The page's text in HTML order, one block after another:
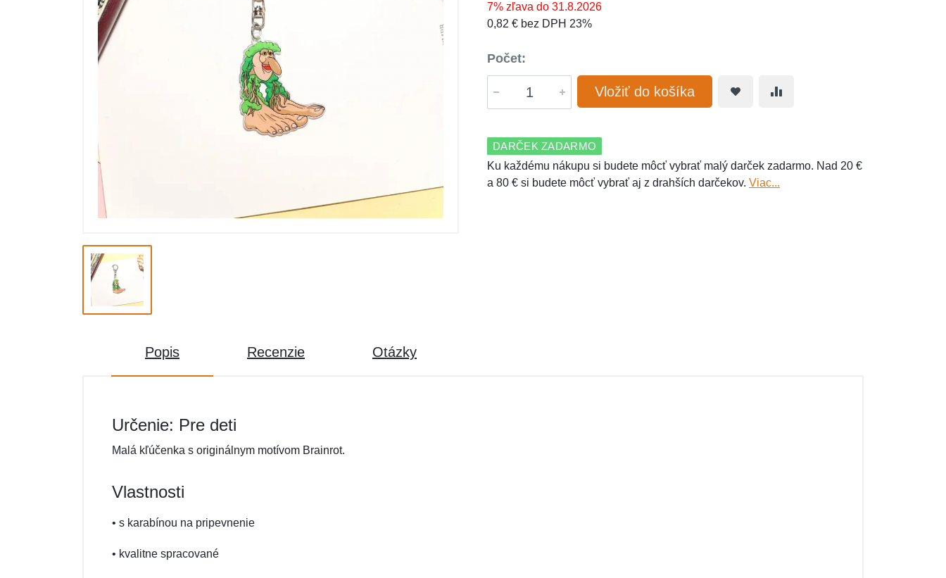
7% zľava do 31.8.2026
0,82 € bez DPH 23%
Počet:
Vložiť do košíka
DARČEK ZADARMO
Ku každému nákupu si budete môcť vybrať malý darček zadarmo. Nad 20 €
a 80 € si budete môcť vybrať aj z drahších darčekov. Viac...
Popis Recenzie Otázky
Určenie: Pre deti
Malá kľúčenka s originálnym motívom Brainrot.
Vlastnosti
• s karabínou na pripevnenie
• kvalitne spracované